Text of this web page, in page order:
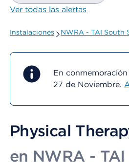
Ver todas las alertas
Instalaciones NWRA - TAI South
En
27 de Noviembre.
Physical
en NWRA -